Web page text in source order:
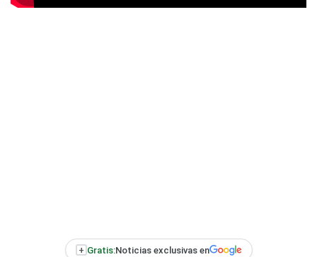
+ Gratis:Noticias exclusivas en